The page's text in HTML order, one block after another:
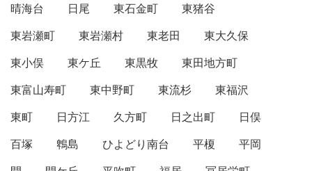
晴海台 日尾 東石金町
東猪谷
東岩瀬町
東岩瀬村 東老田
東大久保
東小俣
東ケ丘 東黒牧
東田地方町
東富山寿町
東中野町 東流杉
東福沢
東町
日方江 久方町 日之出町
日俣
百塚
鵯島 ひよどり南台 平榎
平岡